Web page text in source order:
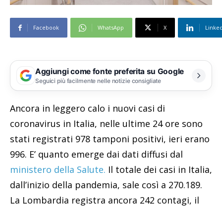
Facebook WhatsApp X
Aggiungi come fonte preferita su Google
Seguici più facilmente nelle notizie consigliate
Ancora in leggero calo i nuovi casi di
coronavirus in Italia, nelle ultime 24 ore sono
stati registrati 978 tamponi positivi, ieri erano
996. E’ quanto emerge dai dati diffusi dal
ministero della Salute. Il totale dei casi in Italia,
dall’inizio della pandemia, sale così a 270.189.
La Lombardia registra ancora 242 contagi, il